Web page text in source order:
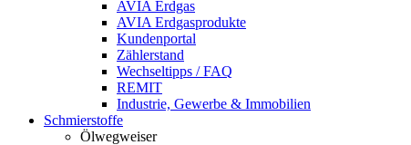
AVIA Erdgas
AVIA Erdgasprodukte
Kundenportal
Zählerstand
Wechseltipps / FAQ
REMIT
Industrie, Gewerbe & Immobilien
Schmierstoffe
Ölwegweiser